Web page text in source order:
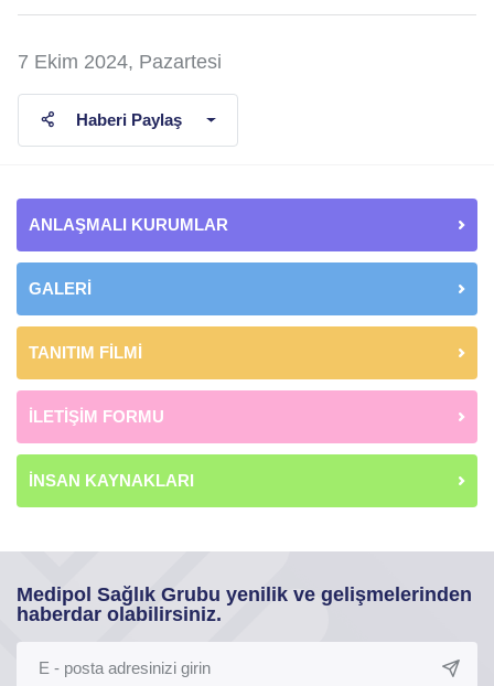
7 Ekim 2024, Pazartesi
Haberi Paylaş
ANLAŞMALI KURUMLAR
GALERİ
TANITIM FİLMİ
İLETİŞİM FORMU
İNSAN KAYNAKLARI
Medipol Sağlık Grubu yenilik ve gelişmelerinden
haberdar olabilirsiniz.